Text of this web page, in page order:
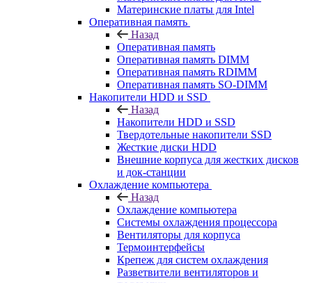
Материнские платы для Intel
Оперативная память
Назад
Оперативная память
Оперативная память DIMM
Оперативная память RDIMM
Оперативная память SO-DIMM
Накопители HDD и SSD
Назад
Накопители HDD и SSD
Твердотельные накопители SSD
Жесткие диски HDD
Внешние корпуса для жестких дисков
и док-станции
Охлаждение компьютера
Назад
Охлаждение компьютера
Системы охлаждения процессора
Вентиляторы для корпуса
Термоинтерфейсы
Крепеж для систем охлаждения
Разветвители вентиляторов и